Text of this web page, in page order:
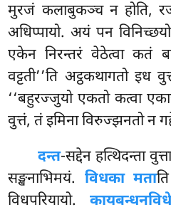
मुरजं कलाबुकञ्च न होति,
अधिप्पायो. अयं पन
एकेन निरन्तरं वेठेत्वा कतं
वट्टती’’ति अट्ठकथागतो इध
‘‘बहुरज्जुयो एकतो कत्वा
वुत्तं, तं इमिना विरुज्झनतो न
दन्त-सद्देन हत्थिदन्ता
सङ्खनाभिमयं. विधका मता
विधपरियायो.